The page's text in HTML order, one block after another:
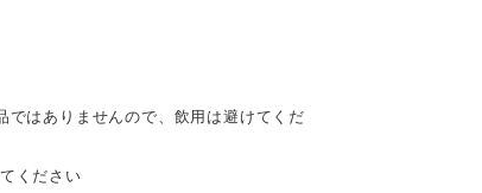
はありませんので、飲用は避けてくだ
ください